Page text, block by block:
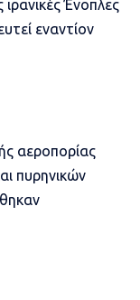
Ένοπλες
εναντίον
αεροπορίας
πυρηνικών